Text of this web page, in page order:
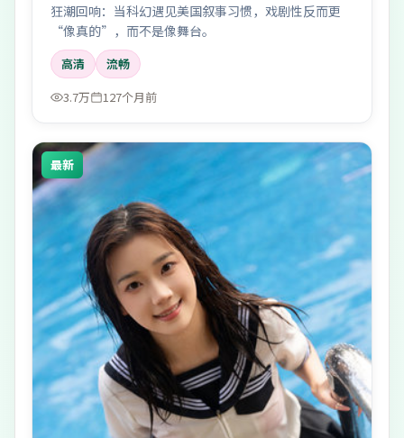
狂潮回响：当科幻遇见美国叙事习惯，戏剧性反而更
“像真的”，而不是像舞台。
高清
流畅
3.7万
127个月前
最新